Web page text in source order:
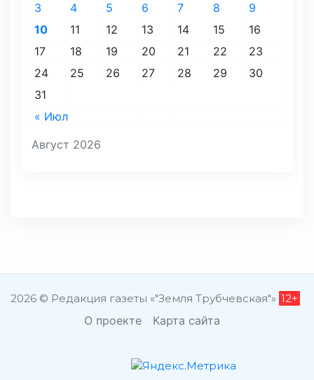
Август 2026
« Июл
3
4 5 6 7 8
9
10
11 12 13 14 15
16
17
18 19 20 21 22
23
24
25 26 27 28 29
30
31
2026 © Редакция газеты «"Земля Трубчевская"» 12+
О проекте Карта сайта